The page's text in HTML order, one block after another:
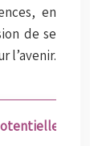
en
de se
l’avenir.
de